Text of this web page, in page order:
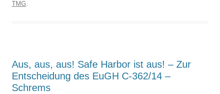
TMG.
Aus, aus, aus! Safe Harbor ist aus! – Zur
Entscheidung des EuGH C-362/14 –
Schrems